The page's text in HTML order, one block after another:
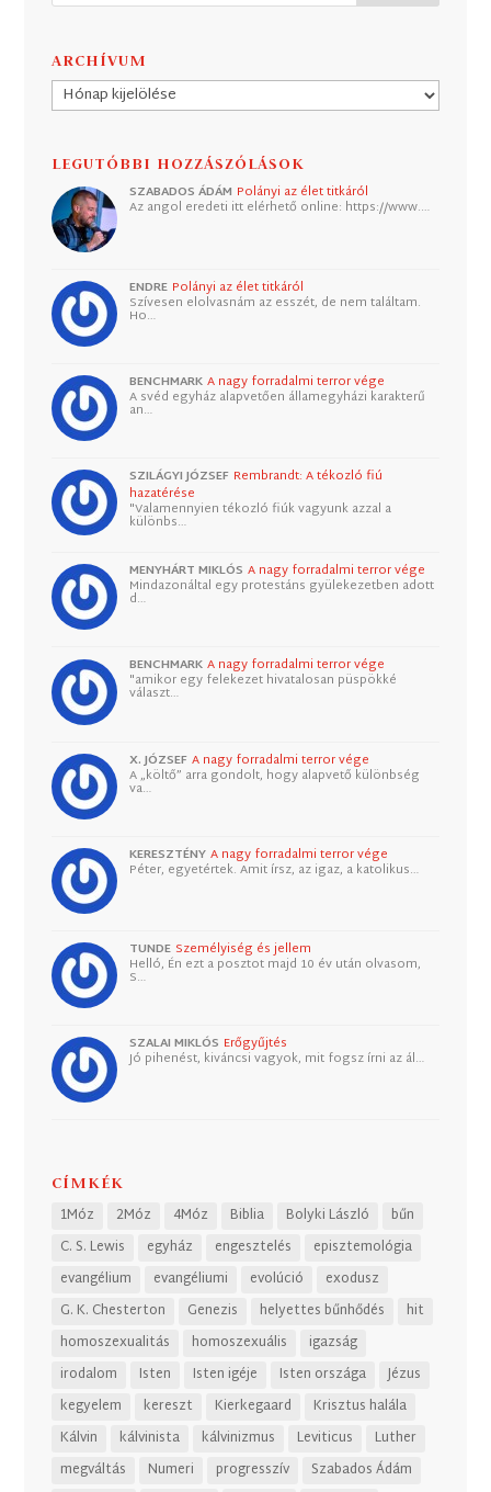
ARCHÍVUM
Archívum
LEGUTÓBBI HOZZÁSZÓLÁSOK
SZABADOS ÁDÁM Polányi az élet titkáról
Az angol eredeti itt elérhető online: https://www.…
ENDRE Polányi az élet titkáról
Szívesen elolvasnám az esszét, de nem találtam.
Ho…
BENCHMARK A nagy forradalmi terror vége
A svéd egyház alapvetően államegyházi karakterű
an…
SZILÁGYI JÓZSEF Rembrandt: A tékozló fiú
hazatérése
"Valamennyien tékozló fiúk vagyunk azzal a
különbs…
MENYHÁRT MIKLÓS A nagy forradalmi terror vége
Mindazonáltal egy protestáns gyülekezetben adott
d…
BENCHMARK A nagy forradalmi terror vége
"amikor egy felekezet hivatalosan püspökké
választ…
X. JÓZSEF A nagy forradalmi terror vége
A „költő” arra gondolt, hogy alapvető különbség
va…
KERESZTÉNY A nagy forradalmi terror vége
Péter, egyetértek. Amit írsz, az igaz, a katolikus…
TUNDE Személyiség és jellem
Helló, Én ezt a posztot majd 10 év után olvasom,
S…
SZALAI MIKLÓS Erőgyűjtés
Jó pihenést, kiváncsi vagyok, mit fogsz írni az ál…
CÍMKÉK
1Móz 2Móz 4Móz Biblia Bolyki László
bűn
C. S. Lewis
egyház engesztelés
episztemológia
evangélium
evangéliumi evolúció
exodusz
G. K. Chesterton
Genezis helyettes bűnhődés
hit
homoszexualitás
homoszexuális
igazság
irodalom
Isten Isten igéje Isten országa
Jézus
kegyelem
kereszt Kierkegaard
Krisztus halála
Kálvin
kálvinista kálvinizmus Leviticus
Luther
megváltás
Numeri progresszív
Szabados Ádám